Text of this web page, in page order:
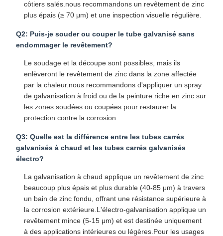
côtiers salés.nous recommandons un revêtement de zinc
plus épais (≥ 70 μm) et une inspection visuelle régulière.
Q2: Puis-je souder ou couper le tube galvanisé sans
endommager le revêtement?
Le soudage et la découpe sont possibles, mais ils
enlèveront le revêtement de zinc dans la zone affectée
par la chaleur.nous recommandons d'appliquer un spray
de galvanisation à froid ou de la peinture riche en zinc sur
les zones soudées ou coupées pour restaurer la
protection contre la corrosion.
Q3: Quelle est la différence entre les tubes carrés
galvanisés à chaud et les tubes carrés galvanisés
électro?
La galvanisation à chaud applique un revêtement de zinc
beaucoup plus épais et plus durable (40-85 μm) à travers
un bain de zinc fondu, offrant une résistance supérieure à
la corrosion extérieure.L'électro-galvanisation applique un
revêtement mince (5-15 μm) et est destinée uniquement
à des applications intérieures ou légères.Pour les usages